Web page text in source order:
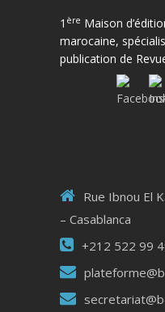
1 ère Maison
marocaine,
publication de
Rue Ibnou El
– Casablanca
+212 522 99